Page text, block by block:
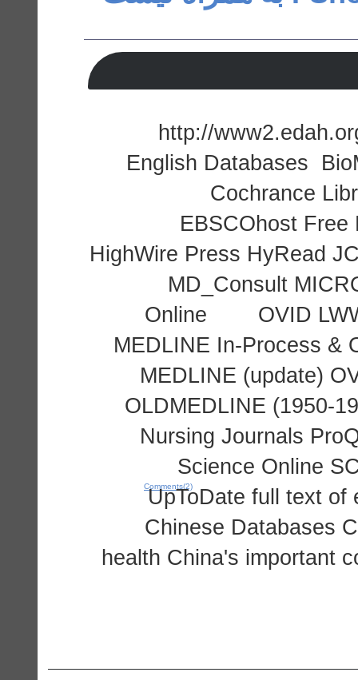
http://
English Databases
Cochrance
EBSCOhost Free
HighWire Press HyRead
MD_Consult
Online OVID LWW
MEDLINE In-Process &
MEDLINE (update)
OLDMEDLINE (1950-
Nursing Journals
Science Online
UpToDate full text of
Chinese Databases
health China's important
Comments(2)